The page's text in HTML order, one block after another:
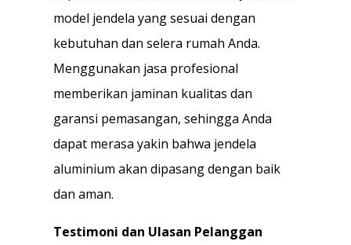
model jendela yang sesuai dengan
kebutuhan dan selera rumah Anda.
Menggunakan jasa profesional
memberikan jaminan kualitas dan
garansi pemasangan, sehingga Anda
dapat merasa yakin bahwa jendela
aluminium akan dipasang dengan baik
dan aman.
Testimoni dan Ulasan Pelanggan